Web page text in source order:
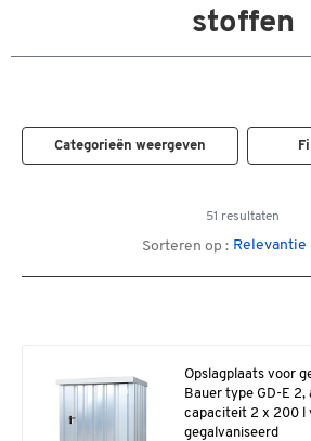
stoffen
Categorieën weergeven
51 resultaten
Sorteren op : Relevantie
Opslagplaats voor
Bauer type GD-E 2,
capaciteit 2 x 200 l
gegalvaniseerd